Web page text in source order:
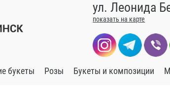
ул. Леонида
показать на карте
букеты Розы Букеты и композиции